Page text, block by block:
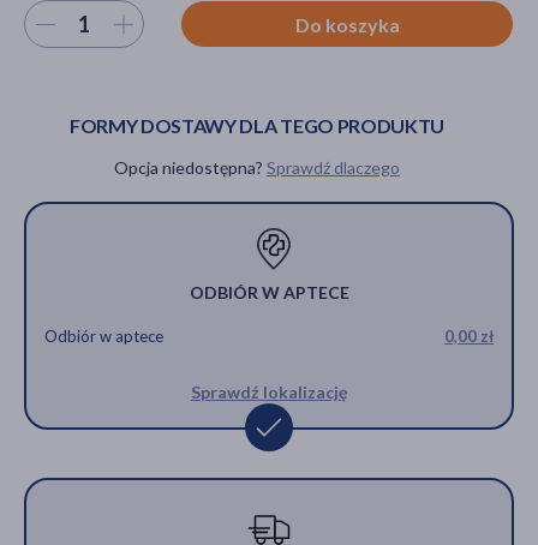
Wybierz ilość Do koszyka
FORMY DOSTAWY DLA TEGO PRODUKTU
Opcja niedostępna? Sprawdź dlaczego
ODBIÓR W APTECE
Odbiór w aptece 0,00 zł
Sprawdź lokalizację